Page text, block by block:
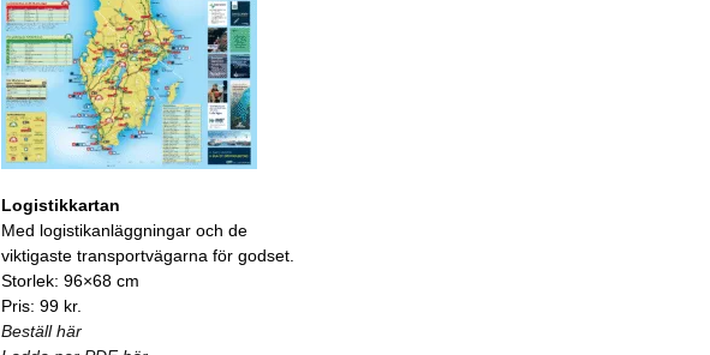
Logistikkartan
Med logistikanläggningar och de
viktigaste transportvägarna för godset.
Storlek: 96×68 cm
Pris: 99 kr.
Beställ här